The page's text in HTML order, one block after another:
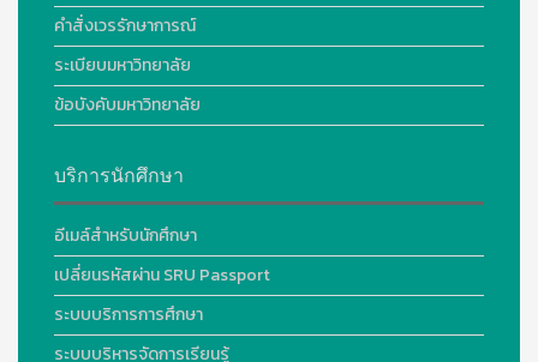
คำสั่งเวรรักษาการณ์
ระเบียบมหาวิทยาลัย
ข้อบังคับมหาวิทยาลัย
บริการนักศึกษา
อีเมล์สำหรับนักศึกษา
เปลี่ยนรหัสผ่าน SRU Passport
ระบบบริการการศึกษา
ระบบบริหารจัดการเรียนรู้